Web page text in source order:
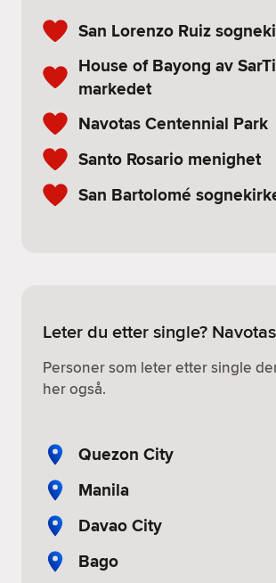
San Lorenzo Ruiz
House of Bayong av
markedet
Navotas Centennial Park
Santo Rosario menighet
San Bartolomé
Leter du etter single? Navotas
Personer som leter etter single
her også.
Quezon City
Manila
Davao City
Bago